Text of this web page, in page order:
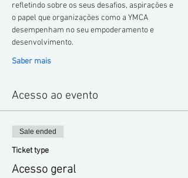
refletindo sobre os seus desafios, aspirações e
o papel que organizações como a YMCA
desempenham no seu empoderamento e
desenvolvimento.
Saber mais
Acesso ao evento
Sale ended
Ticket type
Acesso geral